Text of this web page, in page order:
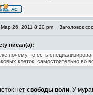
26, 2011 8:20 pm Заголовок
писал(а):
почему-то есть
клеток, самостоятельно
нет свободы воли. У